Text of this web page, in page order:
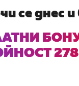
се днес и